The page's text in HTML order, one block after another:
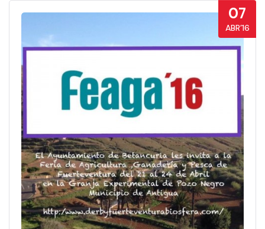
07
ABR’16